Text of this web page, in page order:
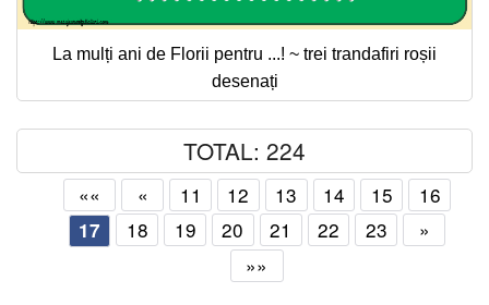
La mulți ani de Florii pentru ...! ~ trei trandafiri roșii
desenați
TOTAL: 224
«« « 11 12 13 14 15 16
17 18 19 20 21 22 23
»
»»